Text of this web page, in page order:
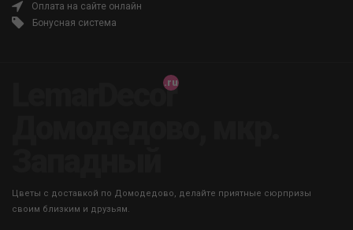
Оплата на сайте онлайн
Бонусная система
LemarDecor
Цветы с доставкой по Домодедово, делайте приятные сюрпризы
своим близким и друзьям.